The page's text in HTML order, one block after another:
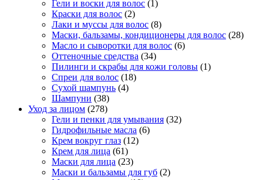
Гели и воски для волос (1)
Краски для волос (2)
Лаки и муссы для волос (8)
Маски, бальзамы, кондиционеры для волос (28)
Масло и сыворотки для волос (6)
Оттеночные средства (34)
Пилинги и скрабы для кожи головы (1)
Спреи для волос (18)
Сухой шампунь (4)
Шампуни (38)
Уход за лицом (278)
Гели и пенки для умывания (32)
Гидрофильные масла (6)
Крем вокруг глаз (12)
Крем для лица (61)
Маски для лица (23)
Маски и бальзамы для губ (2)